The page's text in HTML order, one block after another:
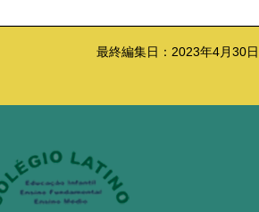
最終編集日：2023年4月30日